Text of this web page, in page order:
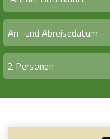
2 Personen